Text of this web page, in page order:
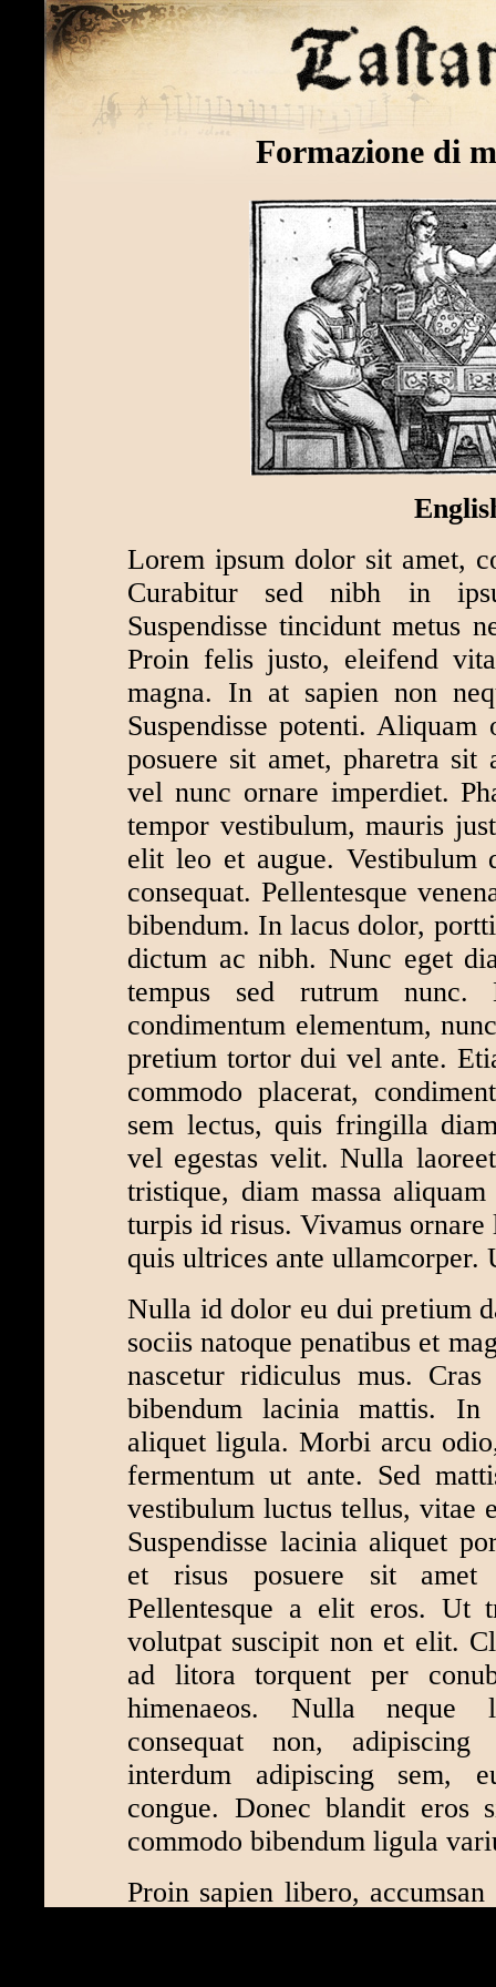
Formazione di
Lorem ipsum dolor sit amet,
Curabitur sed nibh in
Suspendisse tincidunt metus
Proin felis justo, eleifend
magna. In at sapien non
Suspendisse potenti. Aliquam
posuere sit amet, pharetra
vel nunc ornare imperdiet.
tempor vestibulum, mauris
elit leo et augue. Vestibulum
consequat. Pellentesque
bibendum. In lacus dolor,
dictum ac nibh. Nunc eget
tempus sed rutrum
condimentum elementum,
pretium tortor dui vel ante.
commodo placerat,
sem lectus, quis fringilla
vel egestas velit. Nulla
tristique, diam massa
turpis id risus. Vivamus ornare
quis ultrices ante ullamcorper.
Nulla id dolor eu dui pretium
sociis natoque penatibus et
nascetur ridiculus mus.
bibendum lacinia mattis.
aliquet ligula. Morbi arcu
fermentum ut ante. Sed
vestibulum luctus tellus, vitae
Suspendisse lacinia aliquet
et risus posuere sit amet
Pellentesque a elit eros. Ut
volutpat suscipit non et elit.
ad litora torquent per
himenaeos. Nulla neque
consequat non,
interdum adipiscing sem,
congue. Donec blandit eros
commodo bibendum ligula
Proin sapien libero,